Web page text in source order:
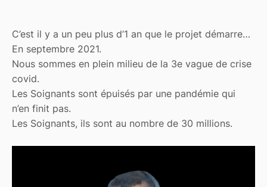
C’est il y a un peu plus d’1 an que le projet démarre…
En septembre 2021.
Nous sommes en plein milieu de la 3e vague de crise
covid.
Les Soignants sont épuisés par une pandémie qui
n’en finit pas.
Les Soignants, ils sont au nombre de 30 millions.